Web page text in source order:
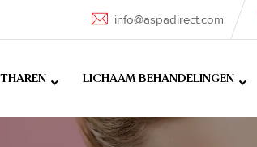
info@aspadirect.com
LICHAAM BEHANDELINGEN